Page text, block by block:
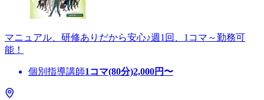
マニュアル、研修ありだから安心♪週1回、1コマ～勤務可
能！
個別指導講師1コマ(80分)2,000円〜